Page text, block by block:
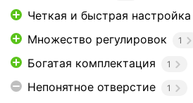
Четкая и быстрая настройка
Множество регулировок 1
Богатая комплектация 1
Непонятное отверстие 1